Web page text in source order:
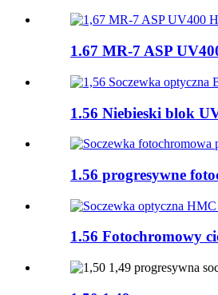
1.67 MR-7 ASP
1.56 Niebieski blok
1.56 progresywne
1.56 Fotochromowy